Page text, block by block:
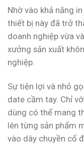
Nhờ vào khả năng
thiết bị này đã trở
doanh nghiệp vừa
xưởng sản xuất
nghiệp.
Sự tiện lợi và nhỏ
date cầm tay. Chỉ
dùng có thể mang
lên từng sản phẩm
vào dây chuyền cố